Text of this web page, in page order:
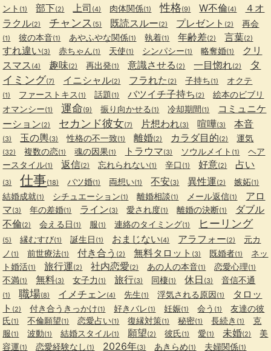
ント (1) 部下(2) 上司 (4) 肉体関係(1) 性格(9) W不倫(4)
４オ
ラクル(2) チャンス (5) 既読スルー(2) プレゼント (2) 再会
(1) 彼の本音(1) あやふやな関係(1) 執着(1) 年齢差(2) 言葉(2)
すれ違い(3) 赤ちゃん(1) 天使(1) シンパシー(1) 略奪婚(1)
クリ
スマス (4) 趣味(2) 再出発(1) 意識させる (2) 一目惚れ(2)
タ
イミング(7) イニシャル(2) フラれた (2) 子持ち(1) オクテ
(1) ファーストキス (1) 話題(1) バツイチ子持ち (2)
絵本のビブリ
オマンシー(1) 運命(9) 振り向かせる (1) 冷却期間(1)
コミュニケ
ーション(2) セカンド彼女(7) 片想われ(3) 喧嘩(3) 本音
(3) 玉の輿(3) 性格の不一致(1) 離婚(2) カラダ目的(2) 運気
(32) 複数の恋(1) 魂の因果(1) トラウマ(3) ソウルメイト (1)
ヘア
ースタイル(1) 返信(2) 忘れられない(1) 辛口 (1) 好意(2) 占い
(3) 仕事(18) バツ婚(1) 両想い(1) 不安(3) 異性運(2) 嫉妬(1)
結婚成就(1) シチュエーション(1) 離婚相談(1) メール返信(1)
アロ
マ(3) 年の差婚(1) ライン(3) 愛され度(1) 離婚の決断(1)
ダブル
不倫(2) 会える日 (1) 服(1) 連絡のタイミング(1) ヒーリング
(5) 縁むすび(1) 誕生日 (1) おまじない(4) アラフォー(2)
元カ
ノ (1) 前世療法(1) 付き合う (2) 無料タロット (3) 既婚者(1)
ネッ
ト婚活(1) 旅行運(2) 社内恋愛(2) あの人の本音(1) 恋愛心理(1)
不満(1) 無料(3) 女子力 (1) 旅行(3) 同棲(1) 休日 (3) 音信不通
(1) 職場(8) イメチェン(4) 先生(1) 浮気される原因(1)
タロッ
ト (2) 付き合うきっかけ(1) 好きバレ(1) 妊娠(1) 会う (1)
友達の彼
氏(1) 不倫願望(1) 恋愛占い(1) 復縁対策(1) 秘密(1) 長続き (1)
克
服(1) 波動(1) 結婚スタイル(1) 願望(2) 彼氏(1) 愛(1) 未婚(2)
美
容運(1) 恋愛経験なし (1) 2026年(3) あきらめ(1) 夫婦関係(1)